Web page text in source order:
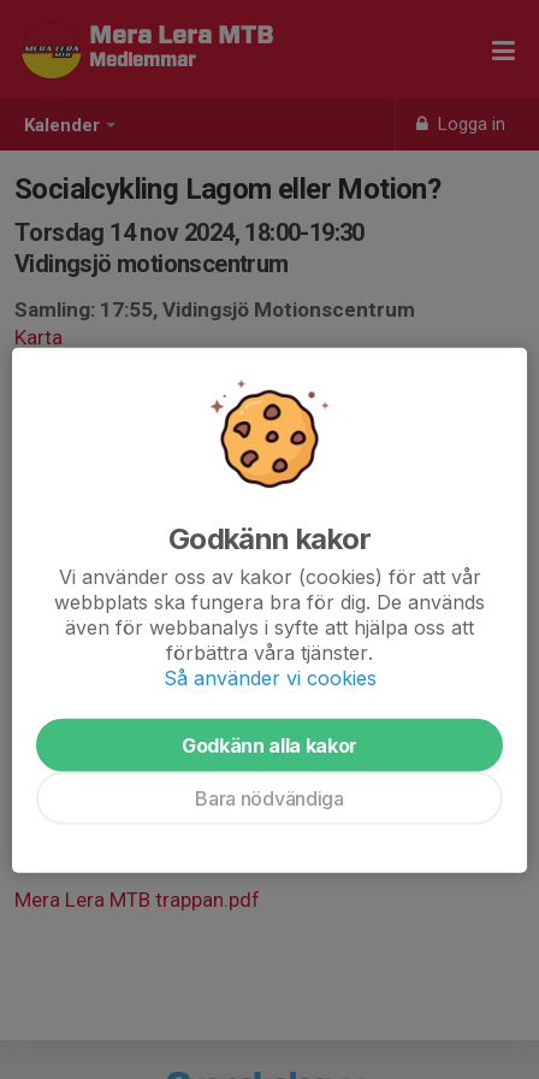
Kalender Logga in
Mera Lera MTB
Medlemmar
Socialcykling Lagom eller Motion?
Torsdag 14 nov 2024, 18:00-19:30
Vidingsjö motionscentrum
Samling: 17:55, Vidingsjö Motionscentrum
Karta
Socialcykling för den lite mer vane cyklisten då vi kör på
alla slags stigar som stundom kan vara stökiga med
Passet kan även bli ledarlöst och se det då som ett
tillfälle att träffas och cykla tillsammans ändå.
Skriv gärna i kommentarsfältet vilken nivå enligt
klubbens dokument "Trappan" som ni önskar cykla.
Det är bra att var och en har med sig ny slang och
verktyg om olyckan är framme så hjälps vi åt att fixa.
Välkomna!
PS. Senare under hösten när stigarna blir för blöta
Mera Lera MTB trappan.pdf
Godkänn kakor
Vi använder oss av kakor (cookies) för att vår
webbplats ska fungera bra för dig. De används
även för webbanalys i syfte att hjälpa oss att
förbättra våra tjänster.
Så använder vi cookies
Godkänn alla kakor
Bara nödvändiga